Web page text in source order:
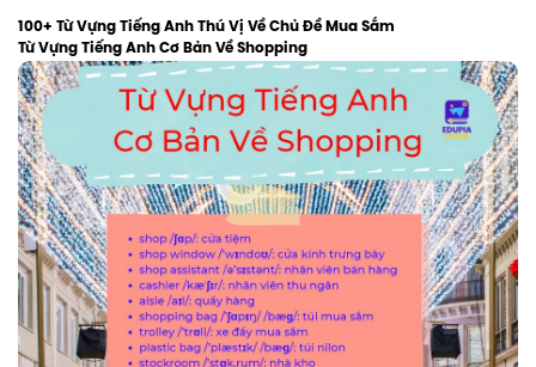
100+ Từ Vựng Tiếng Anh Thú Vị Về Chủ Đề Mua Sắm
Từ Vựng Tiếng Anh Cơ Bản Về Shopping